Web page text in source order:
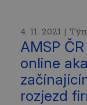
4. 11. 2021 |
AMSP
online
rozjezd